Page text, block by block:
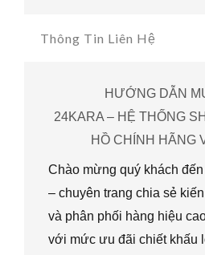
Thông Tin Liên Hệ
HƯỚNG DẪN
24KARA – HỆ THỐNG
HỒ CHÍNH HÃNG
Chào mừng quý khách
– chuyên trang chia sẻ
và phân phối hàng hiệu
với mức ưu đãi chiết khấu